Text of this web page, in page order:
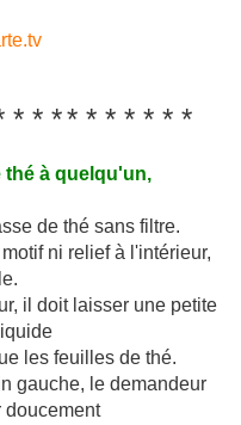
* * ** * * * * * *
thé à quelqu'un,
de thé sans filtre.
ni relief à l'intérieur,
il doit laisser une petite
les feuilles de thé.
gauche, le demandeur
doucement